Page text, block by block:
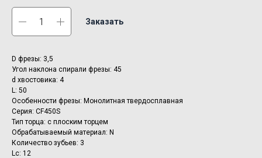
Заказать
D фрезы: 3,5
Угол наклона спирали фрезы: 45
d хвостовика: 4
L: 50
Особенности фрезы: Монолитная твердосплавная
Серия: CF450S
Тип торца: с плоским торцем
Обрабатываемый материал: N
Количество зубьев: 3
Lc: 12